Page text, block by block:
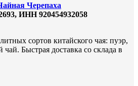
Черепаха
ИНН 920454932058
сортов китайского чая: пуэр,
Быстрая доставка со склада в